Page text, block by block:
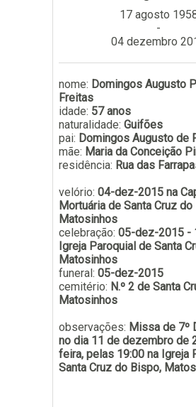
17 agosto
-
04 dezembro
nome: Domingos Augusto
Freitas
idade: 57 anos
naturalidade: Guifões
pai: Domingos Augusto de
mãe: Maria da Conceição
residência: Rua das
velório: 04-dez-2015 na
Mortuária de Santa Cruz
Matosinhos
celebração: 05-dez-2015 -
Igreja Paroquial de Santa
Matosinhos
funeral: 05-dez-2015
cemitério: N.º 2 de Santa
Matosinhos
observações: Missa de 7º
no dia 11 de dezembro de
feira, pelas 19:00 na Igreja
Santa Cruz do Bispo,